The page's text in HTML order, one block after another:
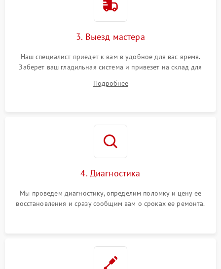
3. Выезд мастера
Наш специалист приедет к вам в удобное для вас время.
Заберет ваш гладильная система и привезет на склад для
Подробнее
4. Диагностика
Мы проведем диагностику, определим поломку и цену ее
восстановления и сразу сообщим вам о сроках ее ремонта.